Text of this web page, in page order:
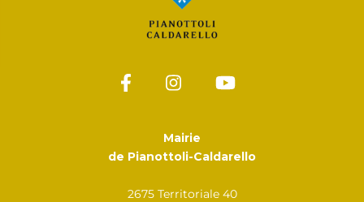
Mairie
de Pianottoli-Caldarello
2675 Territoriale 40